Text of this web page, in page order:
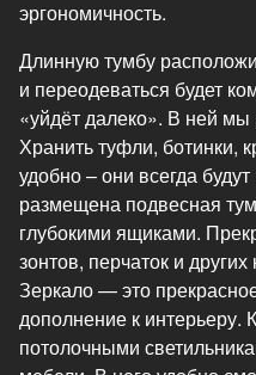
эргономичность.
Длинную тумбу
и переодеваться будет
«уйдёт далеко». В ней мы
Хранить туфли, ботинки,
удобно – они всегда
размещена подвесная
глубокими ящиками.
зонтов, перчаток и
Зеркало — это
дополнение к интерьеру.
потолочными